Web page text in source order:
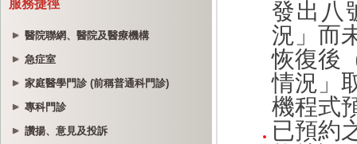
服務捷徑
醫院聯網、醫院及醫療機構
急症室
家庭醫學門診 (前稱普通科門診)
專科門診
讚揚、意見及投訴